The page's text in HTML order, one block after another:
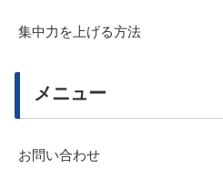
集中力を上げる方法
メニュー
お問い合わせ